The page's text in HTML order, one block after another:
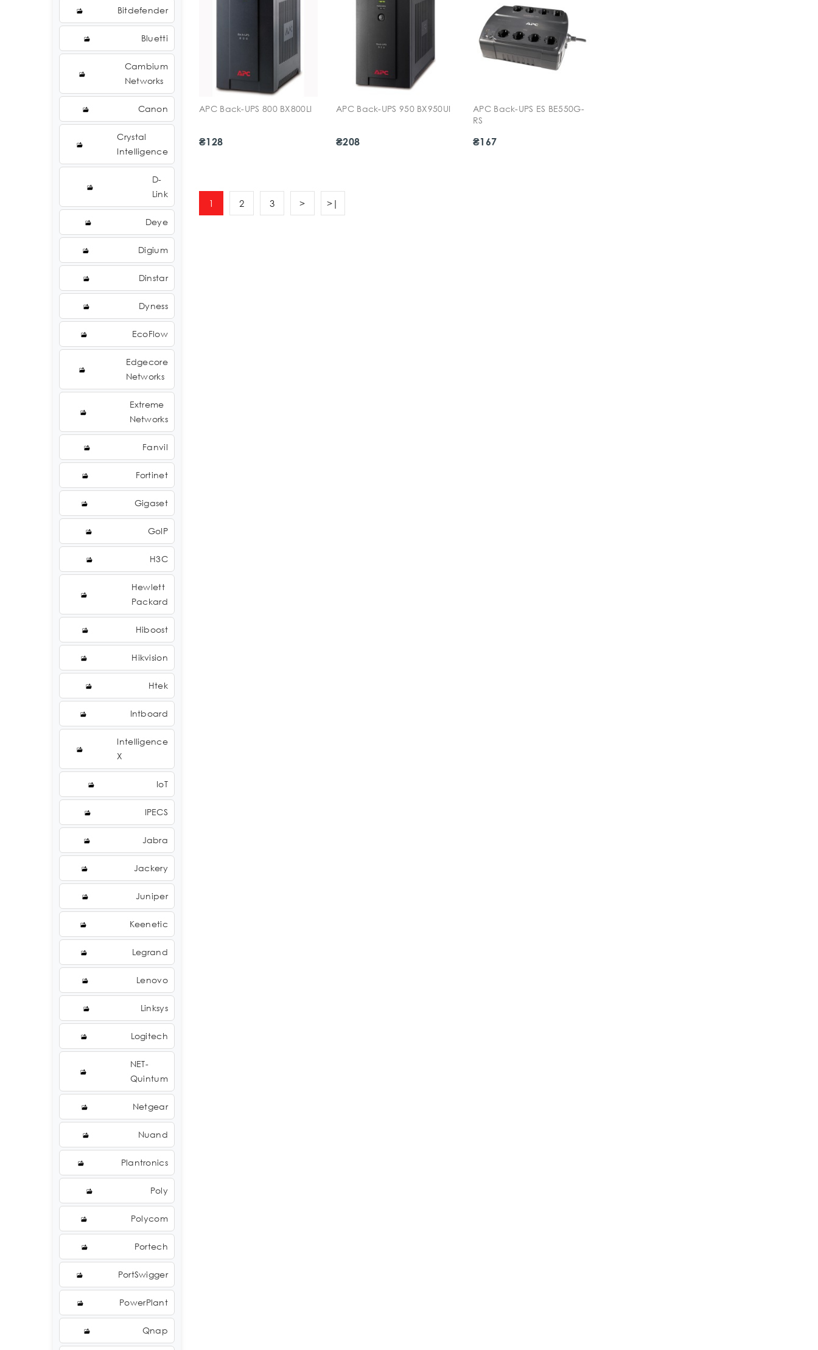
Bitdefender
Bluetti
Cambium
Networks
Canon
Crystal
Intelligence
D-
Link
Deye
Digium
Dinstar
Dyness
EcoFlow
Edgecore
Networks
Extreme
Networks
Fanvil
Fortinet
Gigaset
GoIP
H3C
Hewlett
Packard
Hiboost
Hikvision
Htek
Intboard
Intelligence
X
IoT
IPECS
Jabra
Jackery
Juniper
Keenetic
Legrand
Lenovo
Linksys
Logitech
NET-
Quintum
Netgear
Nuand
Plantronics
Poly
Polycom
Portech
PortSwigger
PowerPlant
Qnap
APC Back-UPS 800 BX800LI
₴128
APC Back-UPS 950 BX950UI
₴208
APC Back-UPS ES BE550G-
RS
₴167
1 2 3 > >|